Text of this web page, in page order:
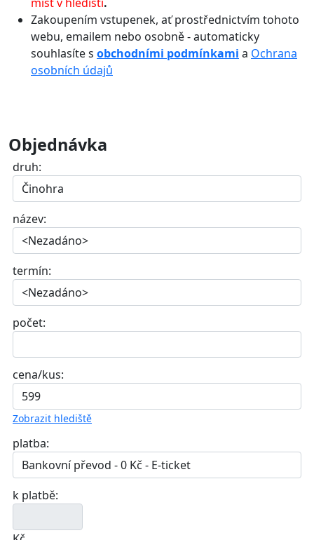
Zakoupením vstupenek, ať prostřednictvím tohoto
webu, emailem nebo osobně - automaticky
souhlasíte s obchodními podmínkami a Ochrana
osobních údajů
Objednávka
druh:
název:
termín:
počet:
cena/kus:
Zobrazit hlediště
platba:
k platbě: